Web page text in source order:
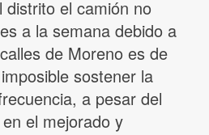
el camión no
a la semana debido a
de Moreno es de
sostener la
a pesar del
el mejorado y